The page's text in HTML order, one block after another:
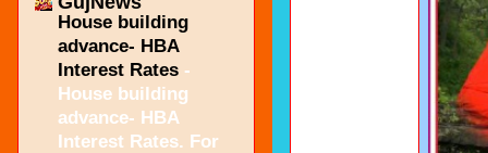
House building
advance- HBA
Interest Rates -
House building
advance- HBA
Interest Rates. For